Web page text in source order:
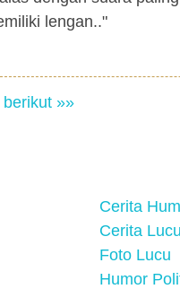
lengan.."
berikut »»
Cerita
Cerita
Foto Lucu
Humor